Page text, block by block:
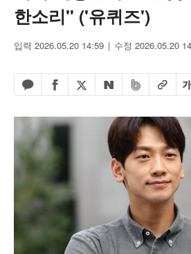
한소리" ('유퀴즈')
입력 2026.05.20 14:59 수정 2026.05.20
카카오톡 공유하기
페이스북 공유하기
엑스 공유하기
네이버 공유하기
밴드 공유하
URL복